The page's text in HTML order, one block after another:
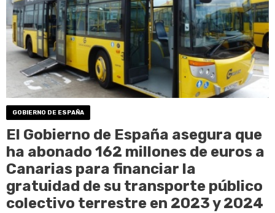
GOBIERNO DE ESPAÑA
El Gobierno de España asegura que
ha abonado 162 millones de euros a
Canarias para financiar la
gratuidad de su transporte público
colectivo terrestre en 2023 y 2024